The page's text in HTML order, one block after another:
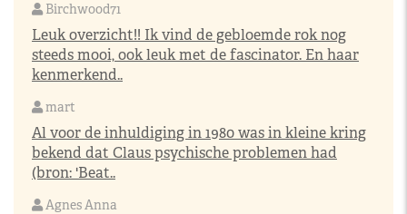
Birchwood71
Leuk overzicht!! Ik vind de gebloemde rok nog
steeds mooi, ook leuk met de fascinator. En haar
kenmerkend..
mart
Al voor de inhuldiging in 1980 was in kleine kring
bekend dat Claus psychische problemen had
(bron: 'Beat..
Agnes Anna